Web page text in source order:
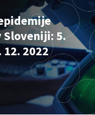
Sloveniji: 5.
12. 2022